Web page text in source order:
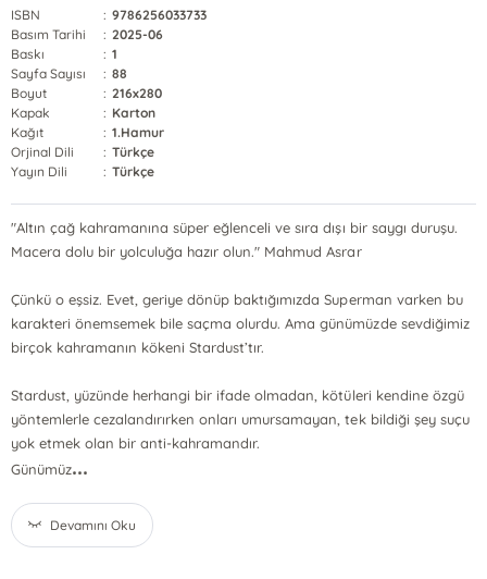
ISBN : 9786256033733
Basım Tarihi
: 2025-06
Baskı
: 1
Sayfa Sayısı
: 88
Boyut
: 216x280
Kapak
: Karton
Kağıt
: 1.Hamur
Orjinal Dili
: Türkçe
Yayın Dili
: Türkçe
"Altın çağ kahramanına süper eğlenceli ve sıra dışı bir saygı duruşu.
Macera dolu bir yolculuğa hazır olun." Mahmud Asrar
Çünkü o eşsiz. Evet, geriye dönüp baktığımızda Superman varken bu
karakteri önemsemek bile saçma olurdu. Ama günümüzde sevdiğimiz
birçok kahramanın kökeni Stardust’tır.
Stardust, yüzünde herhangi bir ifade olmadan, kötüleri kendine özgü
yöntemlerle cezalandırırken onları umursamayan, tek bildiği şey suçu
yok etmek olan bir anti-kahramandır.
Günümüz...
Devamını Oku